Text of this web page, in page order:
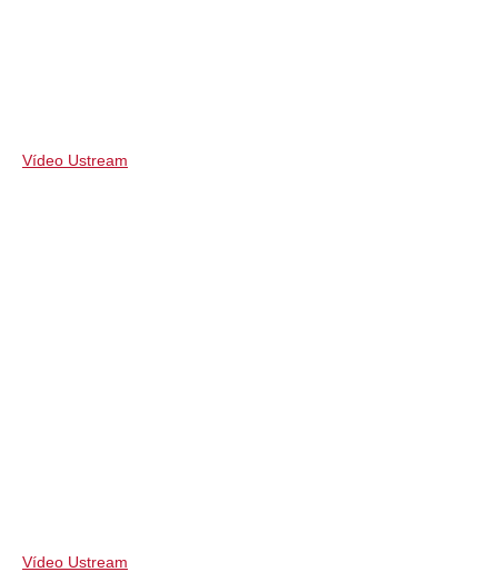
Vídeo Ustream
Vídeo Ustream